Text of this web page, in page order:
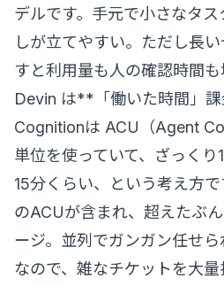
デルです。手元で小さなタ
しが立てやすい。ただし長
すと利用量も人の確認時間も
Devin は**「働いた時間」課
Cognitionは ACU（Agent
単位を使っていて、ざっく
15分くらい、という考え方
のACUが含まれ、超えたぶ
ージ。並列でガンガン任せ
なので、雑なチケットを大